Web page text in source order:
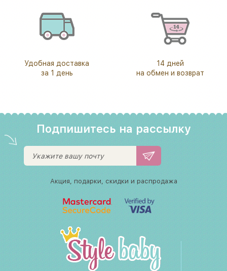
Удобная доставка
за 1 день
14 дней
на обмен и возврат
Подпишитесь на рассылку
Акция, подарки, скидки и распродажа